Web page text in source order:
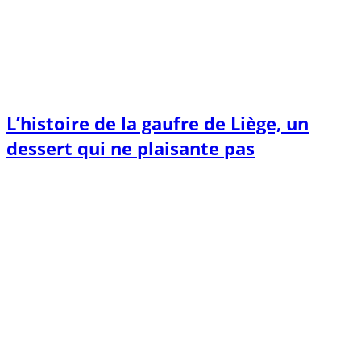
L’histoire de la gaufre de Liège, un
dessert qui ne plaisante pas